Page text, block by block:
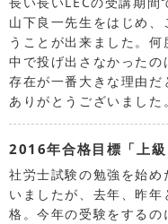
山下良一先生をはじめ
うことが出来ました。
中で投げ出さなかった
存在が一番大きな理由
ありがとうございました。
2016年合格目標「上
社労士試験の勉強を始め
いましたが、去年、昨
格。今年の受験をするの